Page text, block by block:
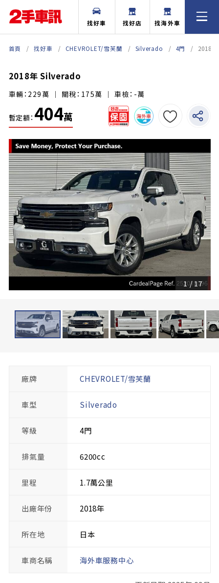
找好車 找好店 找海外車
首頁 找好車 CHEVROLET/雪芙蘭 Silverado 4門 2018
2018年 Silverado
車輛：229萬 ｜ 關稅：175萬 ｜ 車檢：-萬
暫定額： 404萬
1/17
廠牌 CHEVROLET/雪芙蘭
車型 Silverado
等級 4門
排氣量 6200cc
里程 1.7萬公里
出廠年份 2018年
所在地 日本
車商名稱 海外車服務中心